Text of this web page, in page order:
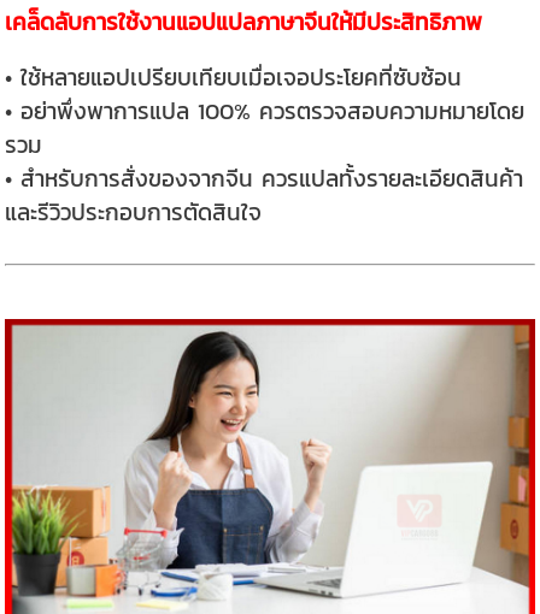
เคล็ดลับการใช้งานแอปแปลภาษาจีนให้มีประสิทธิภาพ
• ใช้หลายแอปเปรียบเทียบเมื่อเจอประโยคที่ซับซ้อน
• อย่าพึ่งพาการแปล 100% ควรตรวจสอบความหมายโดย
รวม
• สำหรับการสั่งของจากจีน ควรแปลทั้งรายละเอียดสินค้า
และรีวิวประกอบการตัดสินใจ